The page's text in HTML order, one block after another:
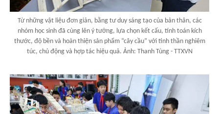
Từ những vật liệu đơn giản, bằng tư duy sáng tạo của bản thân, các
nhóm học sinh đã cùng lên ý tưởng, lựa chọn kết cấu, tính toán kích
thước, độ bền và hoàn thiện sản phẩm “cây cầu” với tinh thần nghiêm
túc, chủ động và hợp tác hiệu quả. Ảnh: Thanh Tùng - TTXVN